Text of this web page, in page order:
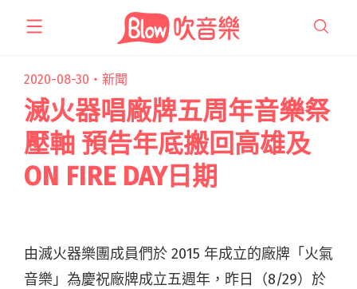
2020-08-30・ 新聞
滅火器唱廠牌五周年音樂祭
壓軸 預告年底搬回高雄及
ON FIRE DAY日期
由滅火器樂團成員們於 2015 年成立的廠牌「火氣
音樂」為慶祝廠牌成立五週年，昨日（8/29）於